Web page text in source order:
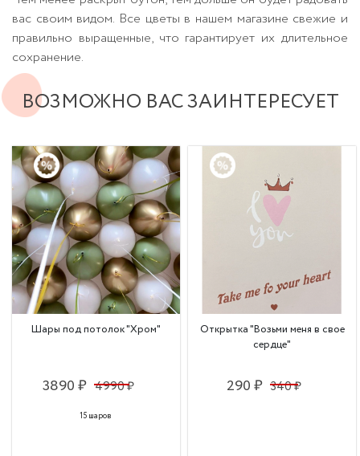
вас своим видом. Все цветы в нашем магазине свежие и
правильно выращенные, что гарантирует их длительное
сохранение.
ВОЗМОЖНО ВАС ЗАИНТЕРЕСУЕТ
Шары под потолок "Хром"
3890 ₽ 4990 ₽
15 шаров
Открытка "Возьми меня в свое
сердце"
290 ₽ 340 ₽